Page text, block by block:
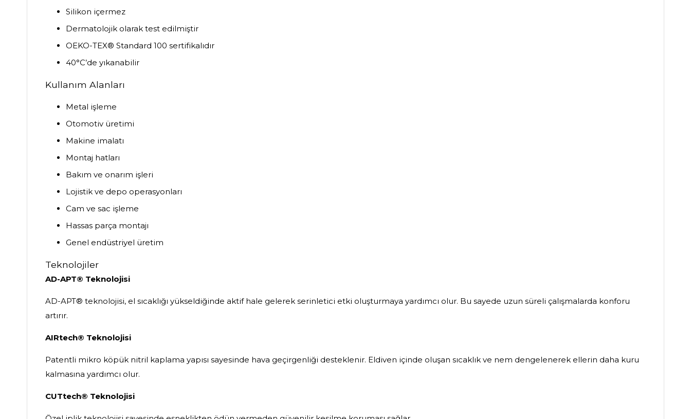
Silikon içermez
Dermatolojik olarak test edilmiştir
OEKO-TEX® Standard 100 sertifikalıdır
40°C’de yıkanabilir
Kullanım Alanları
Metal işleme
Otomotiv üretimi
Makine imalatı
Montaj hatları
Bakım ve onarım işleri
Lojistik ve depo operasyonları
Cam ve sac işleme
Hassas parça montajı
Genel endüstriyel üretim
Teknolojiler
AD-APT® Teknolojisi
AD-APT® teknolojisi, el sıcaklığı yükseldiğinde aktif hale gelerek serinletici etki oluşturmaya yardımcı olur. Bu sayede uzun süreli çalışmalarda konforu
artırır.
AIRtech® Teknolojisi
Patentli mikro köpük nitril kaplama yapısı sayesinde hava geçirgenliği desteklenir. Eldiven içinde oluşan sıcaklık ve nem dengelenerek ellerin daha kuru
kalmasına yardımcı olur.
CUTtech® Teknolojisi